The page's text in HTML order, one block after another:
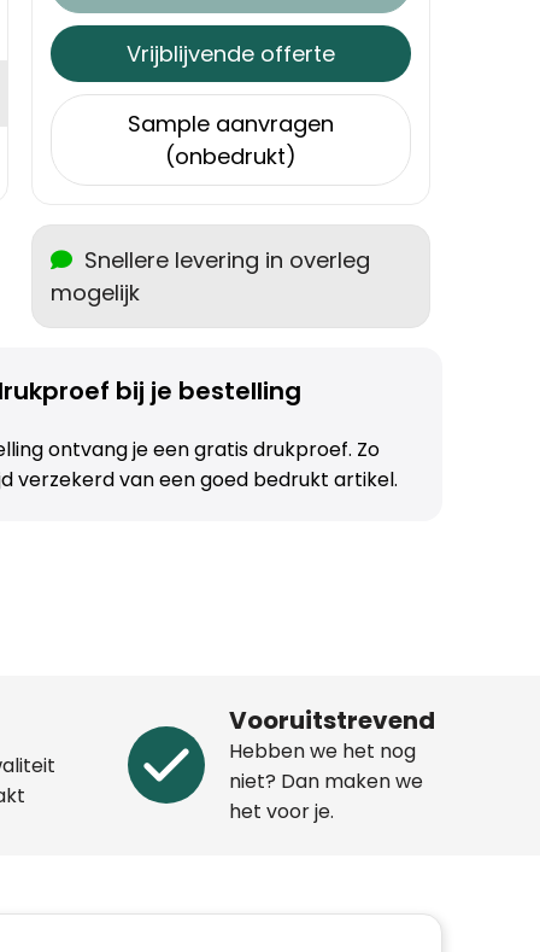
Vrijblijvende offerte
Sample aanvragen
(onbedrukt)
Snellere levering in overleg
mogelijk
bij je bestelling
ontvang je een gratis drukproef. Zo
verzekerd van een goed bedrukt artikel.
Vooruitstrevend
Hebben we het nog
niet? Dan maken we
het voor je.